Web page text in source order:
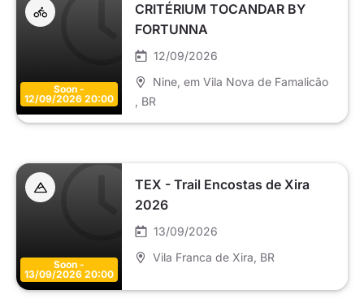
Soon -
12/09/2026 20:00
CRITÉRIUM TOCANDAR BY
FORTUNNA
12/09/2026
Nine, em Vila Nova de Famalicão
, BR
Soon -
13/09/2026 20:00
TEX - Trail Encostas de Xira
2026
13/09/2026
Vila Franca de Xira , BR